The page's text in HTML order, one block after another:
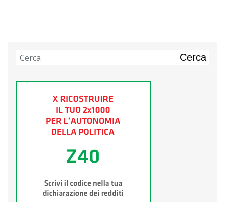
Cerca